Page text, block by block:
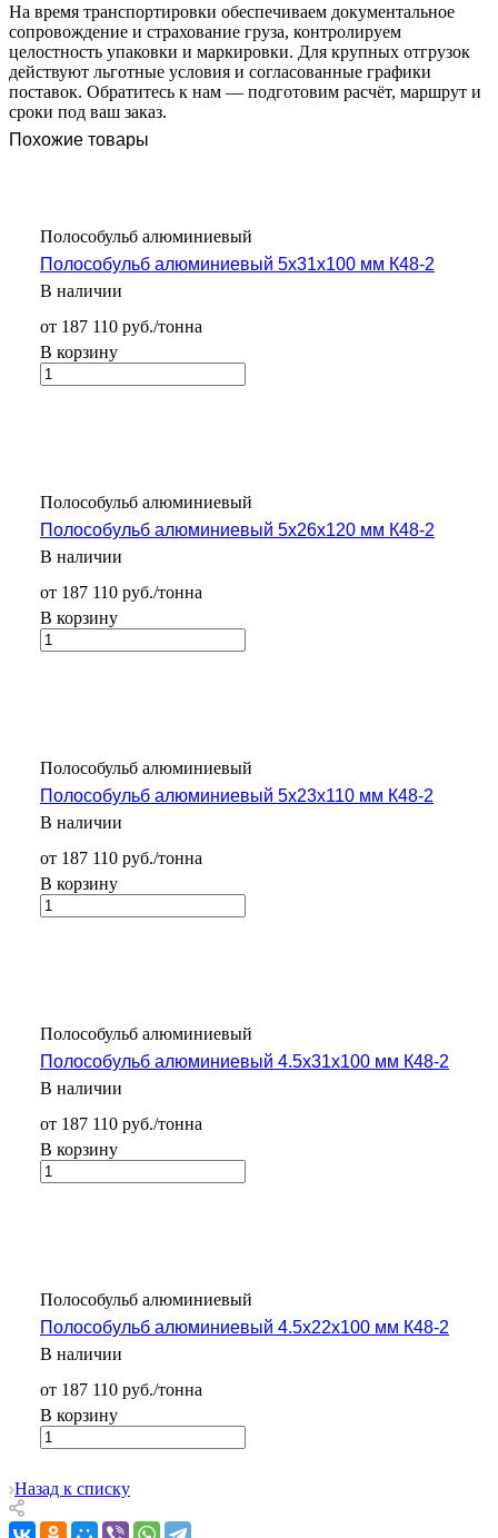
На время транспортировки обеспечиваем документальное
сопровождение и страхование груза, контролируем
целостность упаковки и маркировки. Для крупных отгрузок
действуют льготные условия и согласованные графики
поставок. Обратитесь к нам — подготовим расчёт, маршрут и
сроки под ваш заказ.
Похожие товары
Полособульб алюминиевый
Полособульб алюминиевый 5х31х100 мм К48-2
В наличии
от 187 110 руб./тонна
В корзину
Полособульб алюминиевый
Полособульб алюминиевый 5х26х120 мм К48-2
В наличии
от 187 110 руб./тонна
В корзину
Полособульб алюминиевый
Полособульб алюминиевый 5х23х110 мм К48-2
В наличии
от 187 110 руб./тонна
В корзину
Полособульб алюминиевый
Полособульб алюминиевый 4.5х31х100 мм К48-2
В наличии
от 187 110 руб./тонна
В корзину
Полособульб алюминиевый
Полособульб алюминиевый 4.5х22х100 мм К48-2
В наличии
от 187 110 руб./тонна
В корзину
Назад к списку